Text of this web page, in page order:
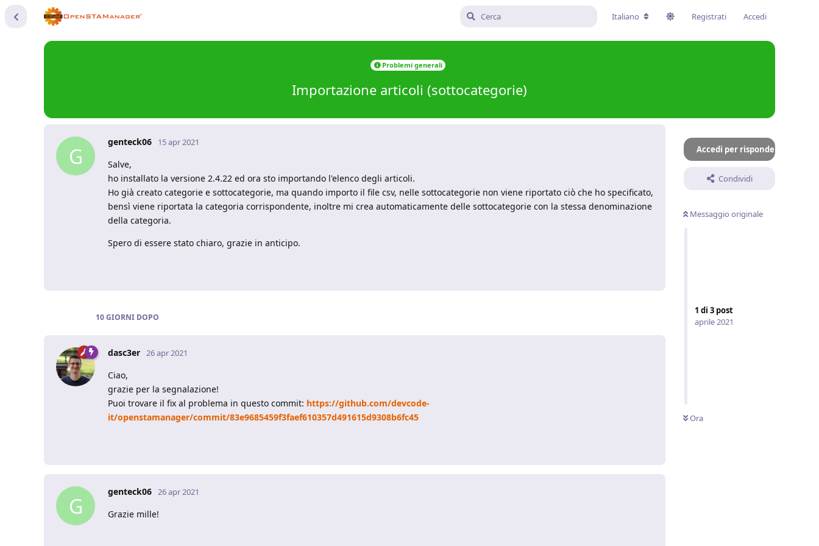
Italiano Registrati Accedi
Problemi generali
Importazione articoli (sottocategorie)
Accedi per rispondere
Condividi
Messaggio originale
1 di 3 post
aprile 2021
Ora
G
genteck06 15 apr 2021
Salve,
ho installato la versione 2.4.22 ed ora sto importando l'elenco degli articoli.
Ho già creato categorie e sottocategorie, ma quando importo il file csv, nelle sottocategorie non viene riportato ciò che ho specificato,
bensì viene riportata la categoria corrispondente, inoltre mi crea automaticamente delle sottocategorie con la stessa denominazione
della categoria.
Spero di essere stato chiaro, grazie in anticipo.
10 GIORNI DOPO
dasc3er 26 apr 2021
Ciao,
grazie per la segnalazione!
Puoi trovare il fix al problema in questo commit: https://github.com/devcode-
it/openstamanager/commit/83e9685459f3faef610357d491615d9308b6fc45
G
genteck06 26 apr 2021
Grazie mille!